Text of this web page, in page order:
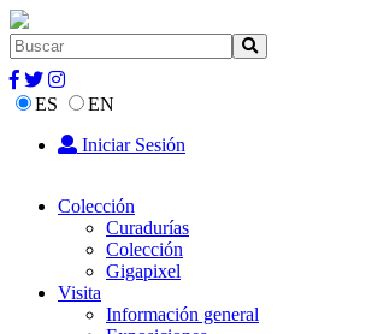
ES
EN
Iniciar Sesión
Colección
Curadurías
Colección
Gigapixel
Visita
Información general